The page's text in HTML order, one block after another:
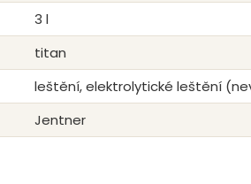
3 l
titan
leštění, elektrolytické leštění
Jentner